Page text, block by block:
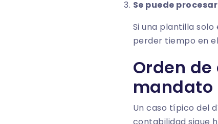
Se puede
Si una plantilla
perder tiempo en
Orden
mandato
Un caso típico del